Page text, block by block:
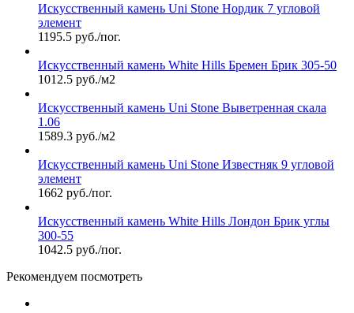
Искусственный камень Uni Stone Нордик 7 угловой
элемент
1195.5 руб./пог.
Искусственный камень White Hills Бремен Брик 305-50
1012.5 руб./м2
Искусственный камень Uni Stone Выветренная скала
1.06
1589.3 руб./м2
Искусственный камень Uni Stone Известняк 9 угловой
элемент
1662 руб./пог.
Искусственный камень White Hills Лондон Брик углы
300-55
1042.5 руб./пог.
Рекомендуем посмотреть